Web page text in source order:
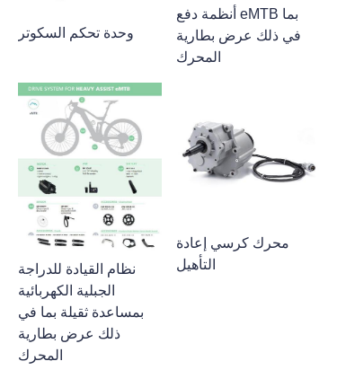
وحدة تحكم السكوتر
أنظمة دفع eMTB بما
في ذلك عرض بطارية
المحرك
نظام القيادة للدراجة
الجبلية الكهربائية
بمساعدة ثقيلة بما في
ذلك عرض بطارية
المحرك
محرك كرسي إعادة
التأهيل